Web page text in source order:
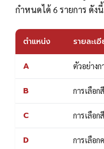
กำหนดได้ 6 รายการ ดังนี้
ตำแหน่ง รายละเ
A ตัวอย่าง
B การเลือ
C การเลือ
D การเลือ